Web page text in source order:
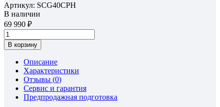
Артикул: SCG40CPH
В наличии
69 990
В корзину
Описание
Характеристики
Отзывы (0)
Сервис и гарантия
Предпродажная подготовка